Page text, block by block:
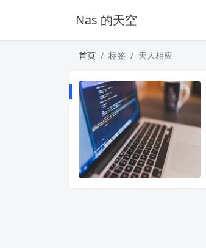
Nas 的天空
首页 标签 天人相应